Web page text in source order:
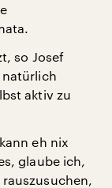
so Josef
natürlich
aktiv zu
eh nix
glaube ich,